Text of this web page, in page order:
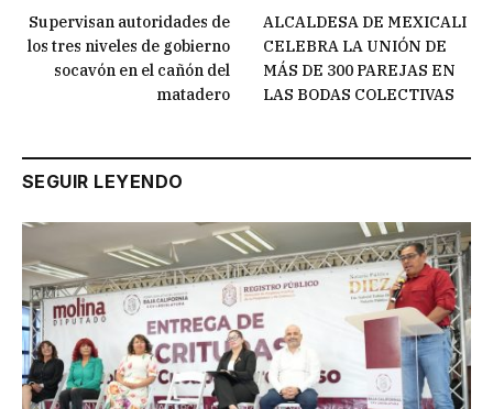
Supervisan autoridades de
los tres niveles de gobierno
socavón en el cañón del
matadero
ALCALDESA DE MEXICALI
CELEBRA LA UNIÓN DE
MÁS DE 300 PAREJAS EN
LAS BODAS COLECTIVAS
SEGUIR LEYENDO